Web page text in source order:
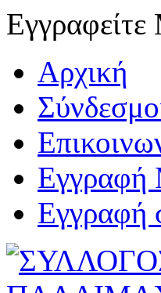
Εγγραφείτε
Αρχική
Εγγραφή
Εγγραφή